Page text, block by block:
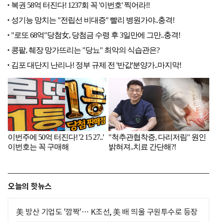
오늘의 핫뉴스
美 방산 기업도 '깜짝'… K조선, 美 배 띄울 구원투수로 등장